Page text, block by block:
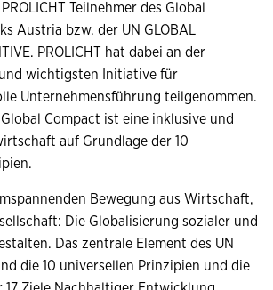
Teilnehmer des Global
Austria bzw. der UN GLOBAL
PROLICHT hat dabei an der
wichtigsten Initiative für
Unternehmensführung teilgenommen.
Compact ist eine inklusive und
auf Grundlage der 10
Bewegung aus Wirtschaft,
Die Globalisierung sozialer und
Das zentrale Element des UN
die 10 universellen Prinzipien und die